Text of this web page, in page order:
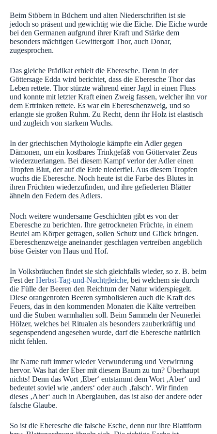
Beim Stöbern in Büchern und alten Niederschriften ist sie
jedoch so präsent und gewichtig wie die Eiche. Die Eiche wurde
bei den Germanen aufgrund ihrer Kraft und Stärke dem
besonders mächtigen Gewittergott Thor, auch Donar,
zugesprochen.
Das gleiche Prädikat erhielt die Eberesche. Denn in der
Göttersage Edda wird berichtet, dass die Eberesche Thor das
Leben rettete. Thor stürzte während einer Jagd in einen Fluss
und konnte mit letzter Kraft einen Zweig fassen, welcher ihn vor
dem Ertrinken rettete. Es war ein Ebereschenzweig, und so
erlangte sie großen Ruhm. Zu Recht, denn ihr Holz ist elastisch
und zugleich von starkem Wuchs.
In der griechischen Mythologie kämpfte ein Adler gegen
Dämonen, um ein kostbares Trinkgefäß von Göttervater Zeus
wiederzuerlangen. Bei diesem Kampf verlor der Adler einen
Tropfen Blut, der auf die Erde niederfiel. Aus diesem Tropfen
wuchs die Eberesche. Noch heute ist die Farbe des Blutes in
ihren Früchten wiederzufinden, und ihre gefiederten Blätter
ähneln den Federn des Adlers.
Noch weitere wundersame Geschichten gibt es von der
Eberesche zu berichten. Ihre getrockneten Früchte, in einem
Beutel am Körper getragen, sollen Schutz und Glück bringen.
Ebereschenzweige aneinander geschlagen vertreiben angeblich
böse Geister von Haus und Hof.
In Volksbräuchen findet sie sich gleichfalls wieder, so z. B. beim
Fest derHerbst-Tag-und-Nachtgleiche, bei welchem sie durch
die Fülle der Beeren den Reichtum der Natur widerspiegelt.
Diese orangenroten Beeren symbolisieren auch die Kraft des
Feuers, das in den kommenden Monaten die Kälte vertreiben
und die Stuben warmhalten soll. Beim Sammeln der Neunerlei
Hölzer, welches bei Ritualen als besonders zauberkräftig und
segenspendend angesehen wurde, darf die Eberesche natürlich
nicht fehlen.
Ihr Name ruft immer wieder Verwunderung und Verwirrung
hervor. Was hat der Eber mit diesem Baum zu tun? Überhaupt
nichts! Denn das Wort ‚Eber‘ entstammt dem Wort ‚Aber‘ und
bedeutet soviel wie ‚anders‘ oder auch ‚falsch‘. Wir finden
dieses ‚Aber‘ auch in Aberglauben, das ist also der andere oder
falsche Glaube.
So ist die Eberesche die falsche Esche, denn nur ihre Blattform